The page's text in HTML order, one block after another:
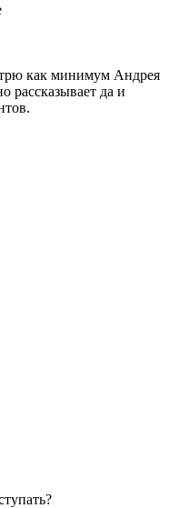
как минимум Андрея
рассказывает да и